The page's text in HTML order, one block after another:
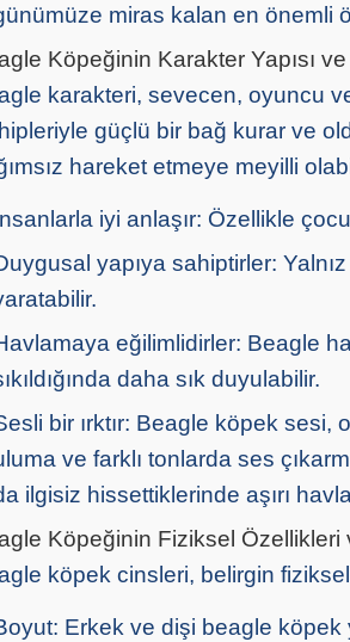
miras kalan en önemli
Köpeğinin Karakter Yapısı ve
karakteri, sevecen, oyuncu
güçlü bir bağ kurar ve
hareket etmeye meyilli
iyi anlaşır: Özellikle
yapıya sahiptirler:
eğilimlidirler: Beagle
daha sık duyulabilir.
bir ırktır: Beagle köpek
ve farklı tonlarda ses
ilgisiz hissettiklerinde aşırı
Köpeğinin Fiziksel Özellikleri
köpek cinsleri, belirgin fiziksel
Erkek ve dişi beagle